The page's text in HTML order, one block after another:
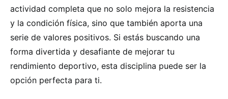
actividad completa que no solo mejora la resistencia
y la condición física, sino que también aporta una
serie de valores positivos. Si estás buscando una
forma divertida y desafiante de mejorar tu
rendimiento deportivo, esta disciplina puede ser la
opción perfecta para ti.